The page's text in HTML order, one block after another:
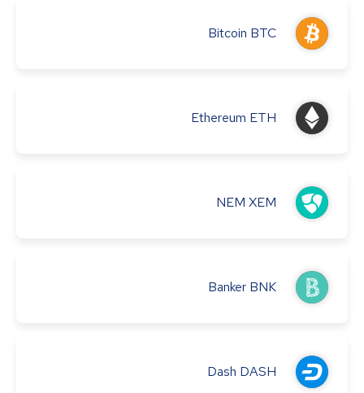
Bitcoin BTC
Ethereum ETH
NEM XEM
Banker BNK
Dash DASH